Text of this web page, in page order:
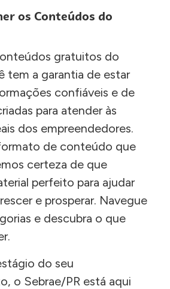
os Conteúdos do
gratuitos do
tem a garantia de estar
confiáveis e de
para atender às
dos empreendedores.
de conteúdo que
certeza de que
perfeito para ajudar
e prosperar. Navegue
e descubra o que
do seu
o Sebrae/PR está aqui